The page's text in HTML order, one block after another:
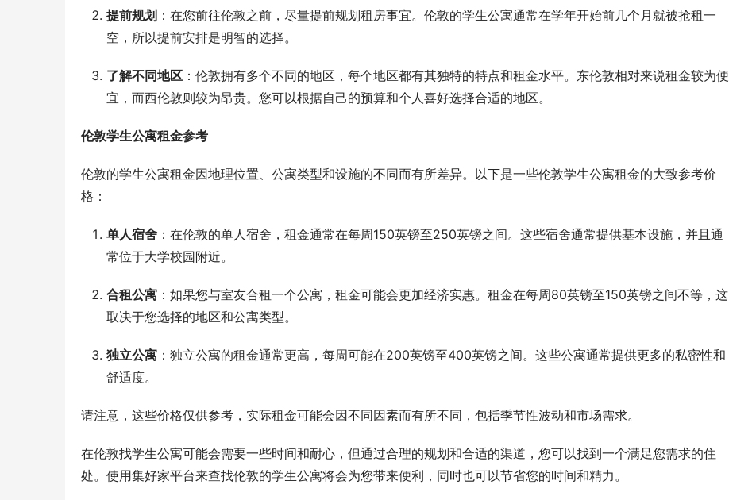
提前规划 ：在您前往伦敦之前，尽量提前规划租房事宜。伦敦的学生公寓通常在学年开始前几个月就被抢租一
空，所以提前安排是明智的选择。
了解不同地区 ：伦敦拥有多个不同的地区，每个地区都有其独特的特点和租金水平。东伦敦相对来说租金较为便
宜，而西伦敦则较为昂贵。您可以根据自己的预算和个人喜好选择合适的地区。
伦敦学生公寓租金参考
伦敦的学生公寓租金因地理位置、公寓类型和设施的不同而有所差异。以下是一些伦敦学生公寓租金的大致参考价
格：
单人宿舍 ：在伦敦的单人宿舍，租金通常在每周150英镑至250英镑之间。这些宿舍通常提供基本设施，并且通
常位于大学校园附近。
合租公寓 ：如果您与室友合租一个公寓，租金可能会更加经济实惠。租金在每周80英镑至150英镑之间不等，这
取决于您选择的地区和公寓类型。
独立公寓 ：独立公寓的租金通常更高，每周可能在200英镑至400英镑之间。这些公寓通常提供更多的私密性和
舒适度。
请注意，这些价格仅供参考，实际租金可能会因不同因素而有所不同，包括季节性波动和市场需求。
在伦敦找学生公寓可能会需要一些时间和耐心，但通过合理的规划和合适的渠道，您可以找到一个满足您需求的住
处。使用集好家平台来查找伦敦的学生公寓将会为您带来便利，同时也可以节省您的时间和精力。